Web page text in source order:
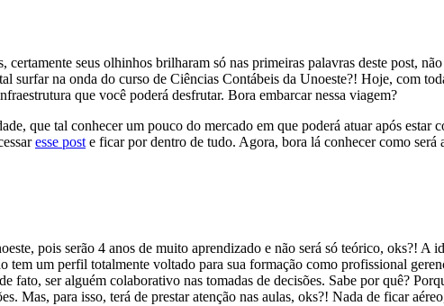
seus olhinhos brilharam só nas primeiras palavras deste post,
surfar na onda do curso de Ciências Contábeis da Unoeste?! Hoje, com
que você poderá desfrutar. Bora embarcar nessa viagem?
que tal conhecer um pouco do mercado em que poderá atuar após estar
esse post e ficar por dentro de tudo. Agora, bora lá conhecer como será
pois serão 4 anos de muito aprendizado e não será só teórico, oks?! A
tem um perfil totalmente voltado para sua formação como profissional
fato, ser alguém colaborativo nas tomadas de decisões. Sabe por quê?
Mas, para isso, terá de prestar atenção nas aulas, oks?! Nada de ficar